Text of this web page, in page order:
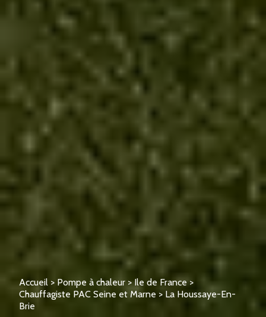
Accueil > Pompe à chaleur >Ile de France>
Chauffagiste PAC Seine et Marne > La Houssaye-En-
Brie